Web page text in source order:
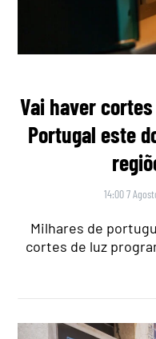
Vai haver
Portugal este
14:00 7
Milhares de
cortes de luz